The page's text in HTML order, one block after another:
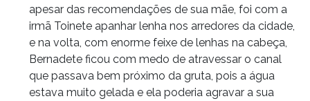
apesar das recomendações de sua mãe, foi com a
irmã Toinete apanhar lenha nos arredores da cidade,
e na volta, com enorme feixe de lenhas na cabeça,
Bernadete ficou com medo de atravessar o canal
que passava bem próximo da gruta, pois a água
estava muito gelada e ela poderia agravar a sua